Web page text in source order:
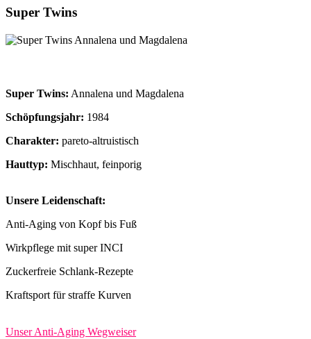
Super Twins
Super Twins: Annalena und Magdalena
Schöpfungsjahr: 1984
Charakter: pareto-altruistisch
Hauttyp: Mischhaut, feinporig
Unsere Leidenschaft:
Anti-Aging von Kopf bis Fuß
Wirkpflege mit super INCI
Zuckerfreie Schlank-Rezepte
Kraftsport für straffe Kurven
Unser Anti-Aging Wegweiser